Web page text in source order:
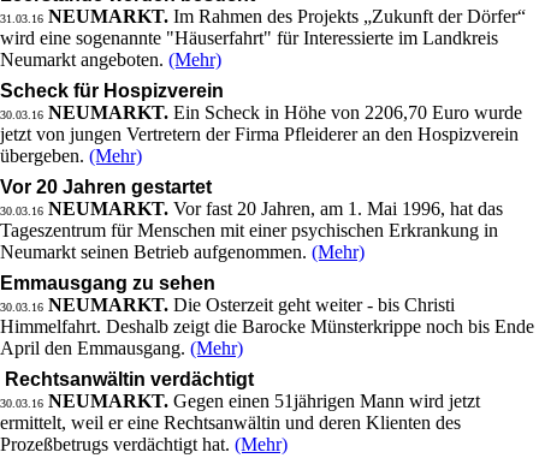
31.03.16 NEUMARKT. Im Rahmen des Projekts „Zukunft der Dörfer“
wird eine sogenannte "Häuserfahrt" für Interessierte im Landkreis
Neumarkt angeboten. (Mehr)
Scheck für Hospizverein
30.03.16 NEUMARKT. Ein Scheck in Höhe von 2206,70 Euro wurde
jetzt von jungen Vertretern der Firma Pfleiderer an den Hospizverein
übergeben. (Mehr)
Vor 20 Jahren gestartet
30.03.16 NEUMARKT. Vor fast 20 Jahren, am 1. Mai 1996, hat das
Tageszentrum für Menschen mit einer psychischen Erkrankung in
Neumarkt seinen Betrieb aufgenommen. (Mehr)
Emmausgang zu sehen
30.03.16 NEUMARKT. Die Osterzeit geht weiter - bis Christi
Himmelfahrt. Deshalb zeigt die Barocke Münsterkrippe noch bis Ende
April den Emmausgang. (Mehr)
Rechtsanwältin verdächtigt
30.03.16 NEUMARKT. Gegen einen 51jährigen Mann wird jetzt
ermittelt, weil er eine Rechtsanwältin und deren Klienten des
Prozeßbetrugs verdächtigt hat. (Mehr)